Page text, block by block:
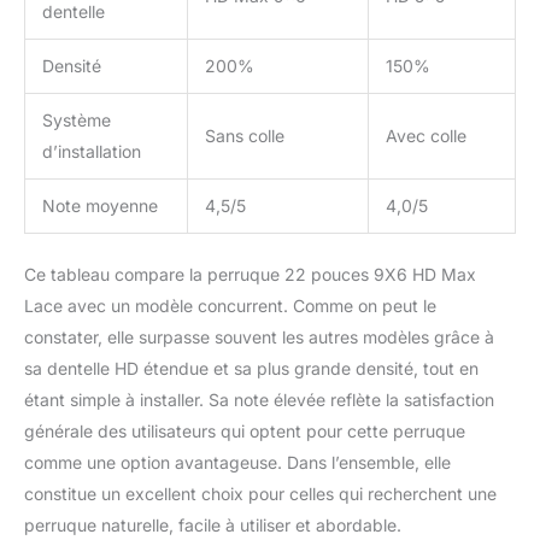
confortable assure une
longueur parfaite. Sans
possibilités de coiffage.
dentelle
Densité 200% 150%
Système
d’installation
Sans colle Avec colle
Note moyenne 4,5/5 4,0/5
Ce tableau compare la perruque 22 pouces 9X6 HD Max
Lace avec un modèle concurrent. Comme on peut le
constater, elle surpasse souvent les autres modèles grâce à
sa dentelle HD étendue et sa plus grande densité, tout en
étant simple à installer. Sa note élevée reflète la satisfaction
générale des utilisateurs qui optent pour cette perruque
comme une option avantageuse. Dans l’ensemble, elle
constitue un excellent choix pour celles qui recherchent une
perruque naturelle, facile à utiliser et abordable.